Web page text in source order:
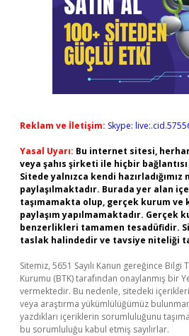
Reklam ve İletişim: Skype:
Yasal Uyarı: Bu internet sitesi,
veya şahıs şirketi ile hiçbir
Sitede yalnızca kendi
paylaşılmaktadır. Burada yer alan
taşımamakta olup, gerçek kurum ve
paylaşım yapılmamaktadır. Gerçek
benzerlikleri tamamen tesadüfidir.
taslak halindedir ve tavsiye niteliği
Sitemiz, 5651 Sayılı Kanun gereğince
Kurumu (BTK) tarafından onaylanmış bir
vermektedir. Bu nedenle, sitedeki
veya araştırma yükümlülüğümüz
yazdıkları içeriklerin sorumluluğunu
bu sorumluluğu kabul etmiş sayılırlar.